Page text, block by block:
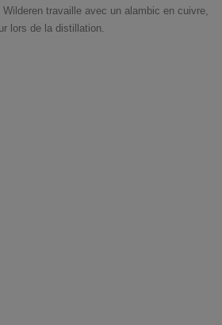
travaille avec un alambic en cuivre,
lors de la distillation.